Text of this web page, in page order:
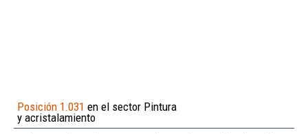
Posición 1.031 en el sector Pintura
y acristalamiento